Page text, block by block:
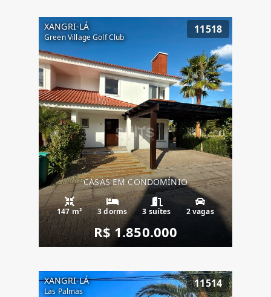
XANGRI-LÁ
Green Village Golf Club
11518
CASAS EM CONDOMÍNIO
147 m² 3 dorms 3 suítes 2 vagas
R$ 1.850.000
XANGRI-LÁ
Las Palmas
11514